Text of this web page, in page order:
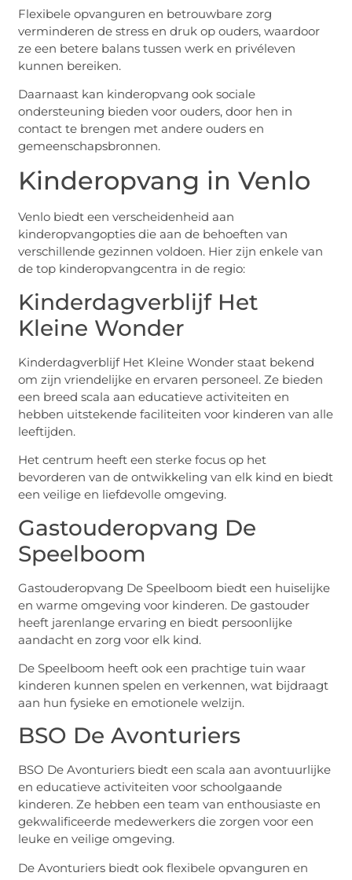
Flexibele opvanguren en betrouwbare zorg
verminderen de stress en druk op ouders, waardoor
ze een betere balans tussen werk en privéleven
kunnen bereiken.
Daarnaast kan kinderopvang ook sociale
ondersteuning bieden voor ouders, door hen in
contact te brengen met andere ouders en
gemeenschapsbronnen.
Kinderopvang in Venlo
Venlo biedt een verscheidenheid aan
kinderopvangopties die aan de behoeften van
verschillende gezinnen voldoen. Hier zijn enkele van
de top kinderopvangcentra in de regio:
Kinderdagverblijf Het
Kleine Wonder
Kinderdagverblijf Het Kleine Wonder staat bekend
om zijn vriendelijke en ervaren personeel. Ze bieden
een breed scala aan educatieve activiteiten en
hebben uitstekende faciliteiten voor kinderen van alle
leeftijden.
Het centrum heeft een sterke focus op het
bevorderen van de ontwikkeling van elk kind en biedt
een veilige en liefdevolle omgeving.
Gastouderopvang De
Speelboom
Gastouderopvang De Speelboom biedt een huiselijke
en warme omgeving voor kinderen. De gastouder
heeft jarenlange ervaring en biedt persoonlijke
aandacht en zorg voor elk kind.
De Speelboom heeft ook een prachtige tuin waar
kinderen kunnen spelen en verkennen, wat bijdraagt
aan hun fysieke en emotionele welzijn.
BSO De Avonturiers
BSO De Avonturiers biedt een scala aan avontuurlijke
en educatieve activiteiten voor schoolgaande
kinderen. Ze hebben een team van enthousiaste en
gekwalificeerde medewerkers die zorgen voor een
leuke en veilige omgeving.
De Avonturiers biedt ook flexibele opvanguren en